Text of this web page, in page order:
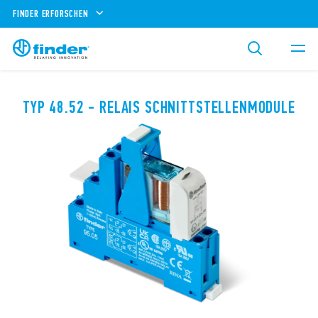
FINDER ERFORSCHEN
TYP 48.52 - RELAIS SCHNITTSTELLENMODULE